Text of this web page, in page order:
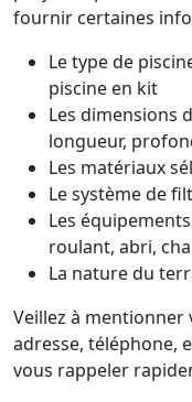
fournir certaines
Le type de
piscine en kit
Les dimensions
longueur,
Les matériaux
Le système de
Les
roulant, abri,
La nature du
Veillez à
adresse, téléphone,
vous rappeler